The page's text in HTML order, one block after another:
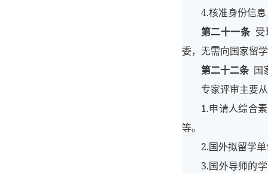
4.核准身份信
第二十一条
委，无需向国家留
第二十二条国
专家评审主要
1.申请人综合
等。
2.国外拟留学
3.国外导师的